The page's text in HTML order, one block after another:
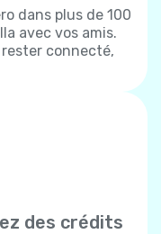
dans plus de 100
avec vos amis.
connecté,
des crédits